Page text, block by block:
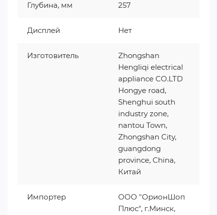
Глубина, мм 257
Дисплей Нет
Изготовитель
Zhongshan
Hengliqi electrical
appliance CO.LTD
Hongye road,
Shenghui south
industry zone,
nantou Town,
Zhongshan City,
guangdong
province, China,
Китай
Импортер
ООО "ОрионШоп
Плюс", г.Минск,